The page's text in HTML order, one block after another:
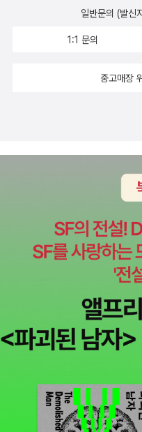
적으로 소비자 개인에게 각인
니라 과거에도, 성공하는 기업
타트업이라면 더군다나, 열성
스 해킹 방식은 종전의 거대
통을 중시하므로, 이런 자기
무척 중요합니다. 저자들은
와 나의 동료들에 대해 냉혹하
뒤따라줘야, 이 열정과 정성(
로운 방식이 과연 원활히 작동
합니다. 현대인은 기계의 부품
다. 영혼 없이 판에 박힌 구호
메시지를 타인과 나누고 소통,
탄생 과정에서부터 일개 평직
찮다고 입소문을 내며 더 많은
돈도 적게 들고 직원들도 신나
직장과 사회 전체에 활기를 부
처럼 예산이 제한적이고 경쟁
임 분야를 개척한 업로어를
지니어들이 전형적으로 생각
은 무엇이었을까? 나는 엔지
지니어들이 전형적으로 생각
상을 좀 더 세밀하게 설정하고
가치 있게 사용하기 위해 적당
배움을 얻는 새로운 방법
#한국경영기술지도사회 #경
경영지도사의책 #7월17일 ~
일반문의 (발신
1:1 문의
중고매장